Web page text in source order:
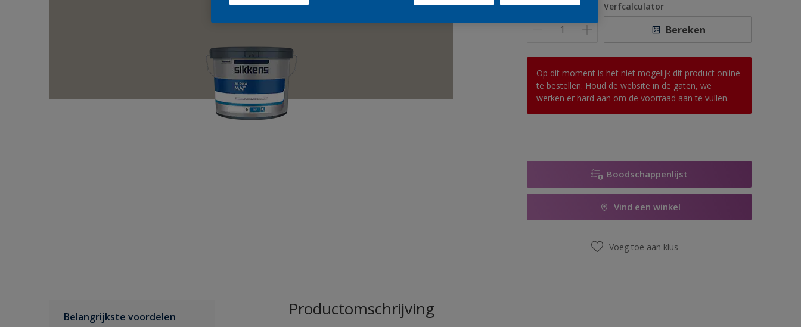
Aantal Verfcalculator
Bereken
Op dit moment is het niet mogelijk dit product online
te bestellen. Houd de website in de gaten, we
werken er hard aan om de voorraad aan te vullen.
Boodschappenlijst
Vind een winkel
Voeg toe aan klus
Belangrijkste voordelen Productomschrijving